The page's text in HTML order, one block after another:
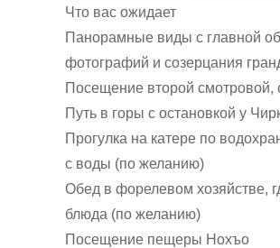
Что вас ожидает
Панорамные виды с главной
фотографий и созерцания
Посещение второй
Путь в горы с остановкой у
Прогулка на катере по
с воды (по желанию)
Обед в форелевом хозяйстве,
блюда (по желанию)
Посещение пещеры Нохъо